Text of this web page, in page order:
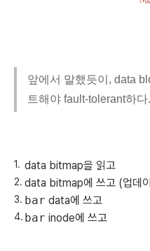
앞에서 말했듯이, data
트해야 fault-tolerant하다.
data bitmap을 읽고
data bitmap에 쓰고 (업데
bar data에 쓰고
bar inode에 쓰고